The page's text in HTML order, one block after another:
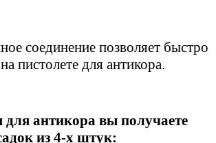
соединение позволяет быстро
пистолете для антикора.
для антикора вы получаете
из 4-х штук: